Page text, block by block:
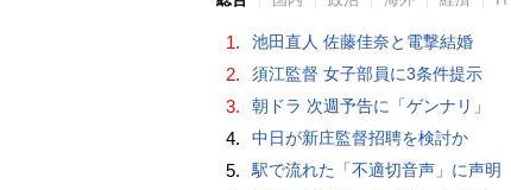
1. 池田直人 佐藤佳奈と電撃結婚
2. 須江監督 女子部員に3条件提示
3. 朝ドラ 次週予告に「ゲンナリ」
4. 中日が新庄監督招聘を検討か
5. 駅で流れた「不適切音声」に声明